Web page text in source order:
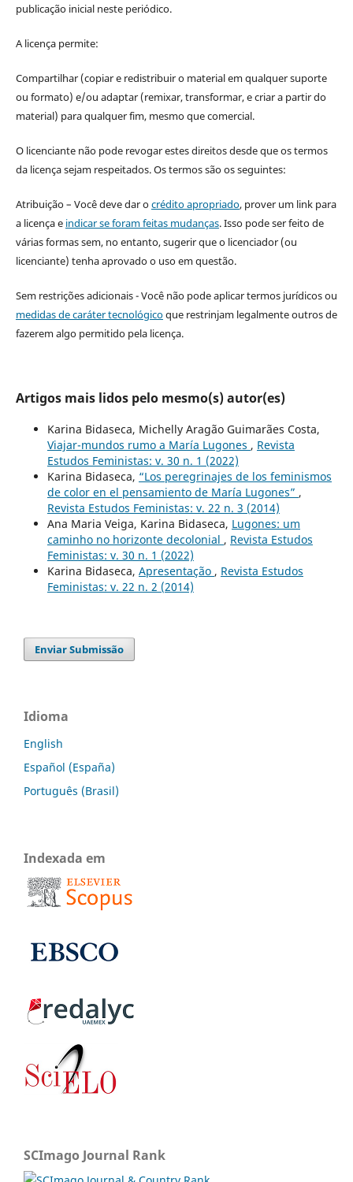
publicação inicial neste periódico.
A licença permite:
Compartilhar (copiar e redistribuir o material em qualquer suporte
ou formato) e/ou adaptar (remixar, transformar, e criar a partir do
material) para qualquer fim, mesmo que comercial.
O licenciante não pode revogar estes direitos desde que os termos
da licença sejam respeitados. Os termos são os seguintes:
Atribuição – Você deve dar ocrédito apropriado, prover um link para
a licença e indicar se foram feitas mudanças. Isso pode ser feito de
várias formas sem, no entanto, sugerir que o licenciador (ou
licenciante) tenha aprovado o uso em questão.
Sem restrições adicionais - Você não pode aplicar termos jurídicos ou
medidas de caráter tecnológicoque restrinjam legalmente outros de
fazerem algo permitido pela licença.
Artigos mais lidos pelo mesmo(s) autor(es)
Karina Bidaseca, Michelly Aragão Guimarães Costa,
Viajar-mundos rumo a María Lugones , Revista
Estudos Feministas: v. 30 n. 1 (2022)
Karina Bidaseca, “Los peregrinajes de los feminismos
de color en el pensamiento de María Lugones” ,
Revista Estudos Feministas: v. 22 n. 3 (2014)
Ana Maria Veiga, Karina Bidaseca, Lugones: um
caminho no horizonte decolonial , Revista Estudos
Feministas: v. 30 n. 1 (2022)
Karina Bidaseca, Apresentação , Revista Estudos
Feministas: v. 22 n. 2 (2014)
Enviar Submissão
Idioma
English
Español (España)
Português (Brasil)
Indexada em
SCImago Journal Rank